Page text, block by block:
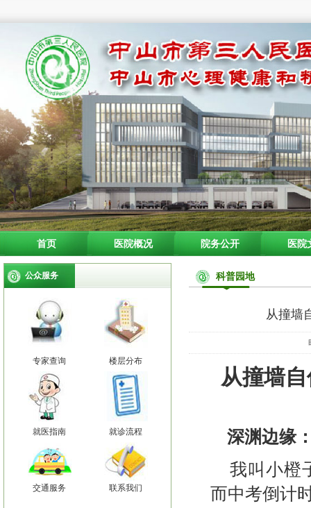
首页 医院概况 院务公开 医院
公众服务
专家查询 楼层分布
就医指南 就诊流程
交通服务 联系我们
科普园地
从撞墙
从撞墙
深渊边缘
我叫小橙
而中考倒计